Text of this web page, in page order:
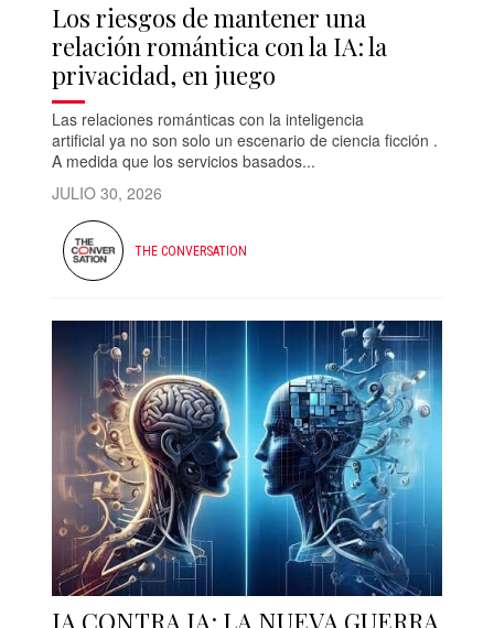
Los riesgos de mantener una
relación romántica con la IA: la
privacidad, en juego
Las relaciones románticas con la inteligencia
artificial ya no son solo un escenario de ciencia ficción .
A medida que los servicios basados...
JULIO 30, 2026
THE CONVERSATION